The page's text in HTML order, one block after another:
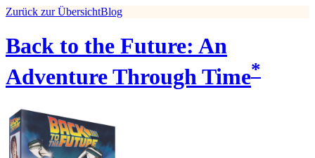
Zurück zur ÜbersichtBlog
Back to the Future: An
Adventure Through Time*